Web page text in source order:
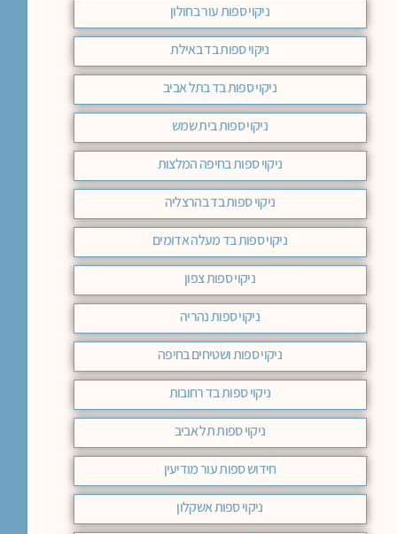
ניקוי ספות עור בחולון
ניקוי ספות בד באילת
ניקוי ספות בד בתל אביב
ניקוי ספות בית שמש
ניקוי ספות בחיפה המלצות
ניקוי ספות בד בהרצליה
ניקוי ספות בד מעלה אדומים
ניקוי ספות צפון
ניקוי ספות נהריה
ניקוי ספות ושטיחים בחיפה
ניקוי ספות בד רחובות
ניקוי ספות תל אביב
חידוש ספות עור מודיעין
ניקוי ספות אשקלון